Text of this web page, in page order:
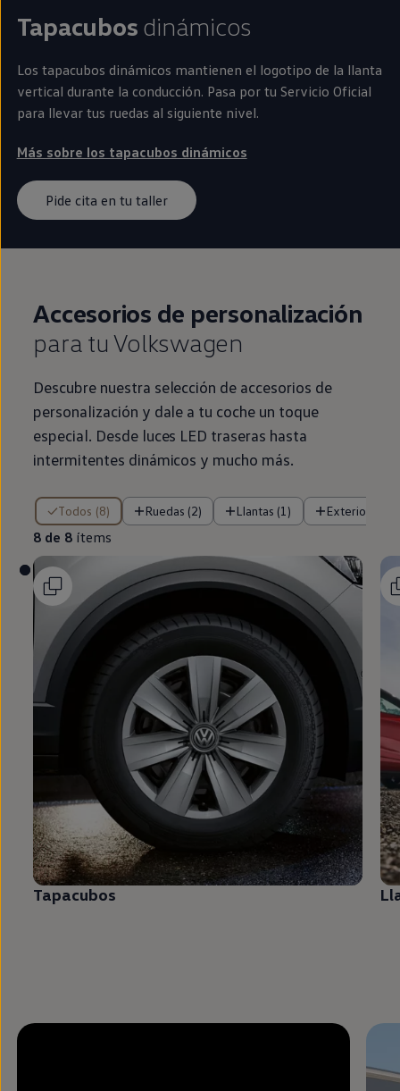
Tapacubos dinámicos
Los tapacubos dinámicos mantienen el logotipo de la llanta
vertical durante la conducción. Pasa por tu Servicio Oficial
para llevar tus ruedas al siguiente nivel.
Más sobre los tapacubos dinámicos
Pide cita en tu taller
Accesorios de personalización
para tu Volkswagen
Descubre nuestra selección de accesorios de
personalización y dale a tu cocheun toque
especial. Desde luces LED traseras hasta
intermitentes dinámicos y mucho más.
Todos (8) Ruedas (2) Llantas (1) Exterior (2)
8 de 8 ítems
8 de 8 ítems
Tapacubos